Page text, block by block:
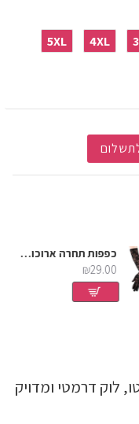
4XL
5XL
כפפות תחרה ארוכות - שחור
₪29.00
לוק דרמטי ומדויק